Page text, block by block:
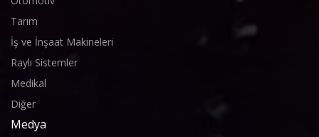
Tarım
İş ve İnşaat Makineleri
Raylı Sistemler
Medikal
Diğer
Medya